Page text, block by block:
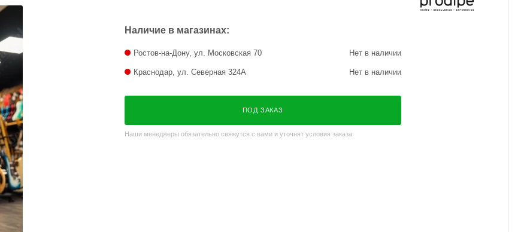
Наличие в магазинах:
Краснодар, ул. Северная 324А Нет в наличии
Ростов-на-Дону, ул. Московская 70 Нет в наличии
ПОД ЗАКАЗ
Наши менеджеры обязательно свяжутся с вами и уточнят условия заказа